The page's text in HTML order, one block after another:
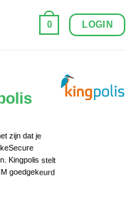
0 LOGIN
zijn dat je
Kingpolis stelt
goedgekeurd